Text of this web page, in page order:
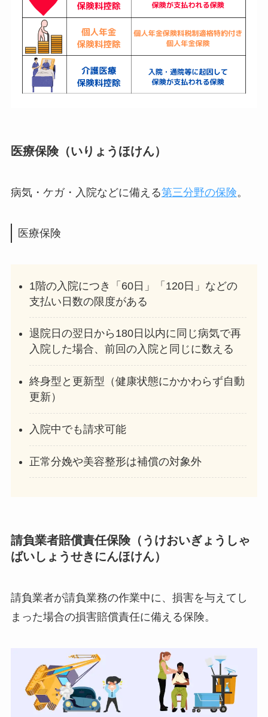
医療保険（いりょうほけん）
病気・ケガ・入院などに備える第三分野の保険。
医療保険
1階の入院につき「60日」「120日」などの
支払い日数の限度がある
退院日の翌日から180日以内に同じ病気で再
入院した場合、前回の入院と同じに数える
終身型と更新型（健康状態にかかわらず自動
更新）
入院中でも請求可能
正常分娩や美容整形は補償の対象外
請負業者賠償責任保険（うけおいぎょうしゃ
ばいしょうせきにんほけん）
請負業者が請負業務の作業中に、損害を与えてし
まった場合の損害賠償責任に備える保険。